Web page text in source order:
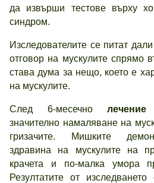
да извърши тестове върху
синдром.
Изследователите се питат
отговор на мускулите спрямо
става дума за нещо, което е
на мускулите.
След 6-месечно лечение
значително намаляване на
гризачите. Мишките
здравина на мускулите на
крачета и по-малка умора
Резултатите от